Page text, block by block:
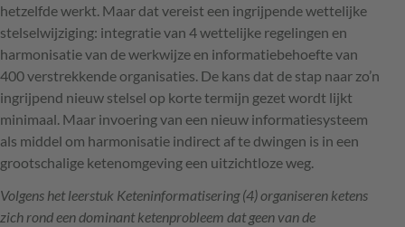
hetzelfde werkt. Maar dat vereist een ingrijpende wettelijke
stelselwijziging: integratie van 4 wettelijke regelingen en
harmonisatie van de werkwijze en informatiebehoefte van
400 verstrekkende organisaties. De kans dat de stap naar zo’n
ingrijpend nieuw stelsel op korte termijn gezet wordt lijkt
minimaal. Maar invoering van een nieuw informatiesysteem
als middel om harmonisatie indirect af te dwingen is in een
grootschalige ketenomgeving een uitzichtloze weg.
Volgens het leerstuk Keteninformatisering (4) organiseren ketens
zich rond een dominant ketenprobleem dat geen van de